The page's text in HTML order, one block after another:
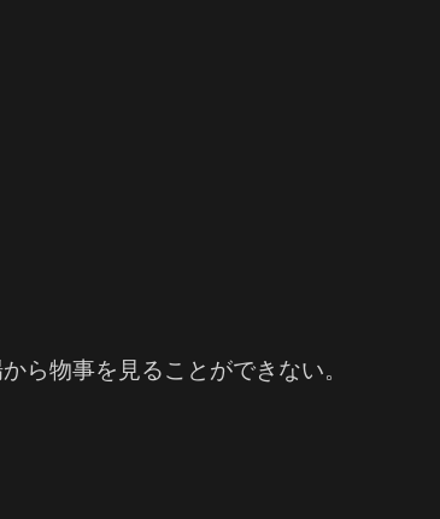
ら物事を見ることができない。